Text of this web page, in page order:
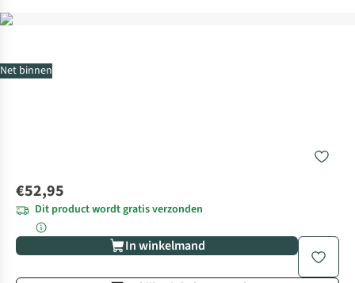
Net binnen
€52,95
Dit product wordt gratis verzonden
In winkelmand